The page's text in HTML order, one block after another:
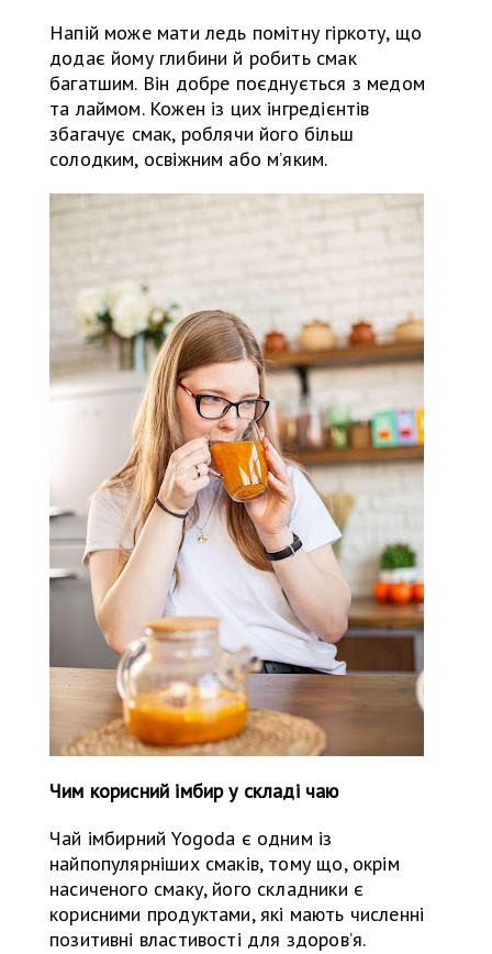
Напій може мати ледь помітну гіркоту, що
додає йому глибини й робить смак
багатшим. Він добре поєднується з медом
та лаймом. Кожен із цих інгредієнтів
збагачує смак, роблячи його більш
солодким, освіжним або м’яким.
Чим корисний імбир у складі чаю
Чай імбирний Yogoda є одним із
найпопулярніших смаків, тому що, окрім
насиченого смаку, його складники є
корисними продуктами, які мають численні
позитивні властивості для здоров’я.